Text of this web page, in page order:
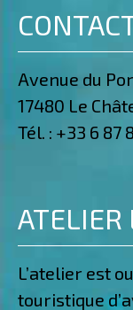
Avenue du
17480 Le
Tél. : +33 6 87
ATELIER
L’atelier est
touristique